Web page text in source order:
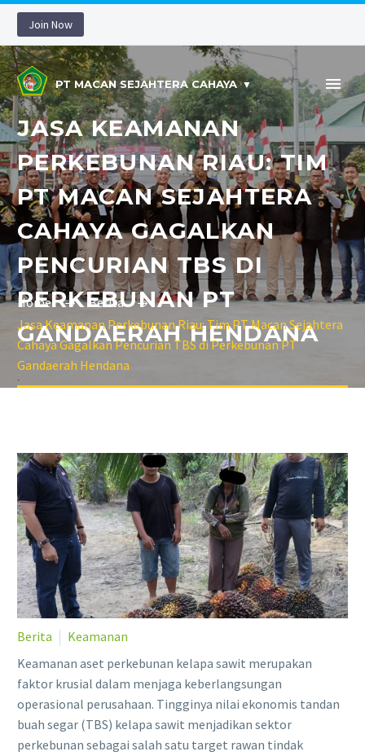
Join Now
PT MACAN SEJAHTERA CAHAYA
JASA KEAMANAN
PERKEBUNAN RIAU: TIM
PT MACAN SEJAHTERA
CAHAYA GAGALKAN
PENCURIAN TBS DI
PERKEBUNAN PT
GANDAERAH HENDANA
Home
Berita
Jasa Keamanan Perkebunan Riau: Tim PT Macan Sejahtera
Cahaya Gagalkan Pencurian TBS di Perkebunan PT
Gandaerah Hendana
Berita
Keamanan
Keamanan aset perkebunan kelapa sawit merupakan
faktor krusial dalam menjaga keberlangsungan
operasional perusahaan. Tingginya nilai ekonomis tandan
buah segar (TBS) kelapa sawit menjadikan sektor
perkebunan sebagai salah satu target rawan tindak